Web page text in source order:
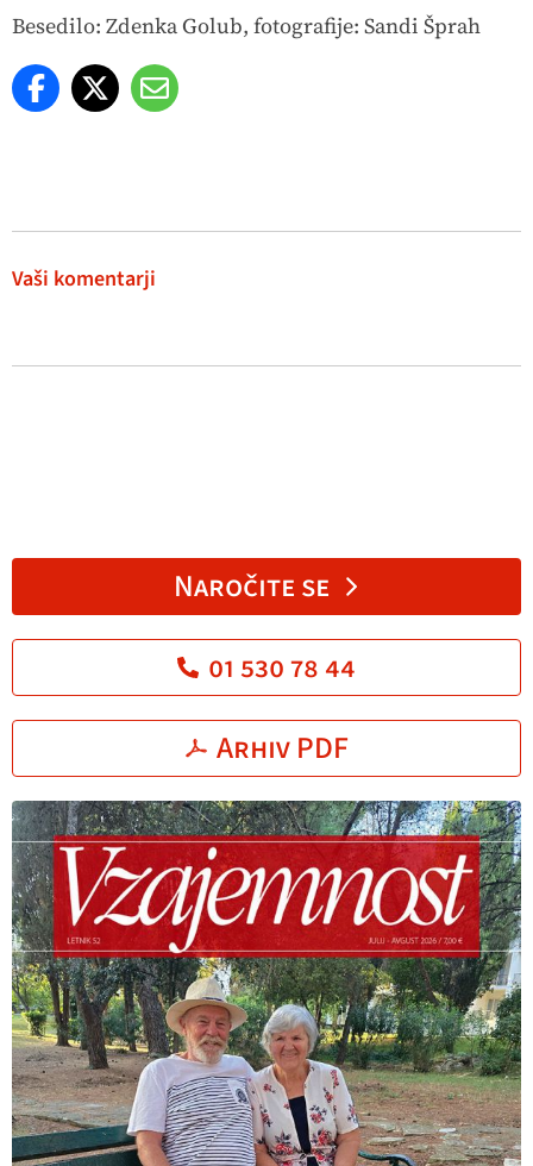
Besedilo: Zdenka Golub, fotografije: Sandi Šprah
Vaši komentarji
Naročite se
01 530 78 44
Arhiv PDF